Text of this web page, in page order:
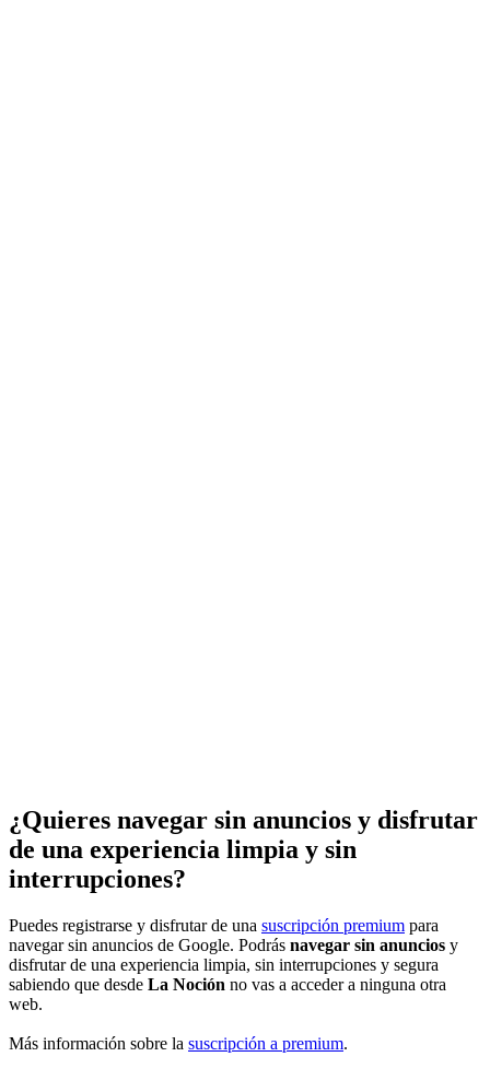
¿Quieres navegar sin anuncios y disfrutar
de una experiencia limpia y sin
interrupciones?
Puedes registrarse y disfrutar de una suscripción premium para
navegar sin anuncios de Google. Podrás navegar sin anuncios y
disfrutar de una experiencia limpia, sin interrupciones y segura
sabiendo que desde La Noción no vas a acceder a ninguna otra
web.
Más información sobre la suscripción a premium.